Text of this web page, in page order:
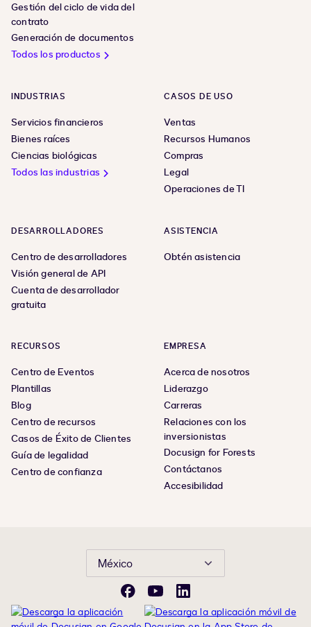
Gestión del ciclo de vida del
contrato
Generación de documentos
Todos los productos
INDUSTRIAS
Servicios financieros
Bienes raíces
Ciencias biológicas
Todos las industrias
CASOS DE USO
Ventas
Recursos Humanos
Compras
Legal
Operaciones de TI
DESARROLLADORES
Centro de desarrolladores
Visión general de API
Cuenta de desarrollador
gratuita
ASISTENCIA
Obtén asistencia
RECURSOS
Centro de Eventos
Plantillas
Blog
Centro de recursos
Casos de Éxito de Clientes
Guía de legalidad
Centro de confianza
EMPRESA
Acerca de nosotros
Liderazgo
Carreras
Relaciones con los
inversionistas
Docusign for Forests
Contáctanos
Accesibilidad
México
FacebookYouTubeLinkedIn